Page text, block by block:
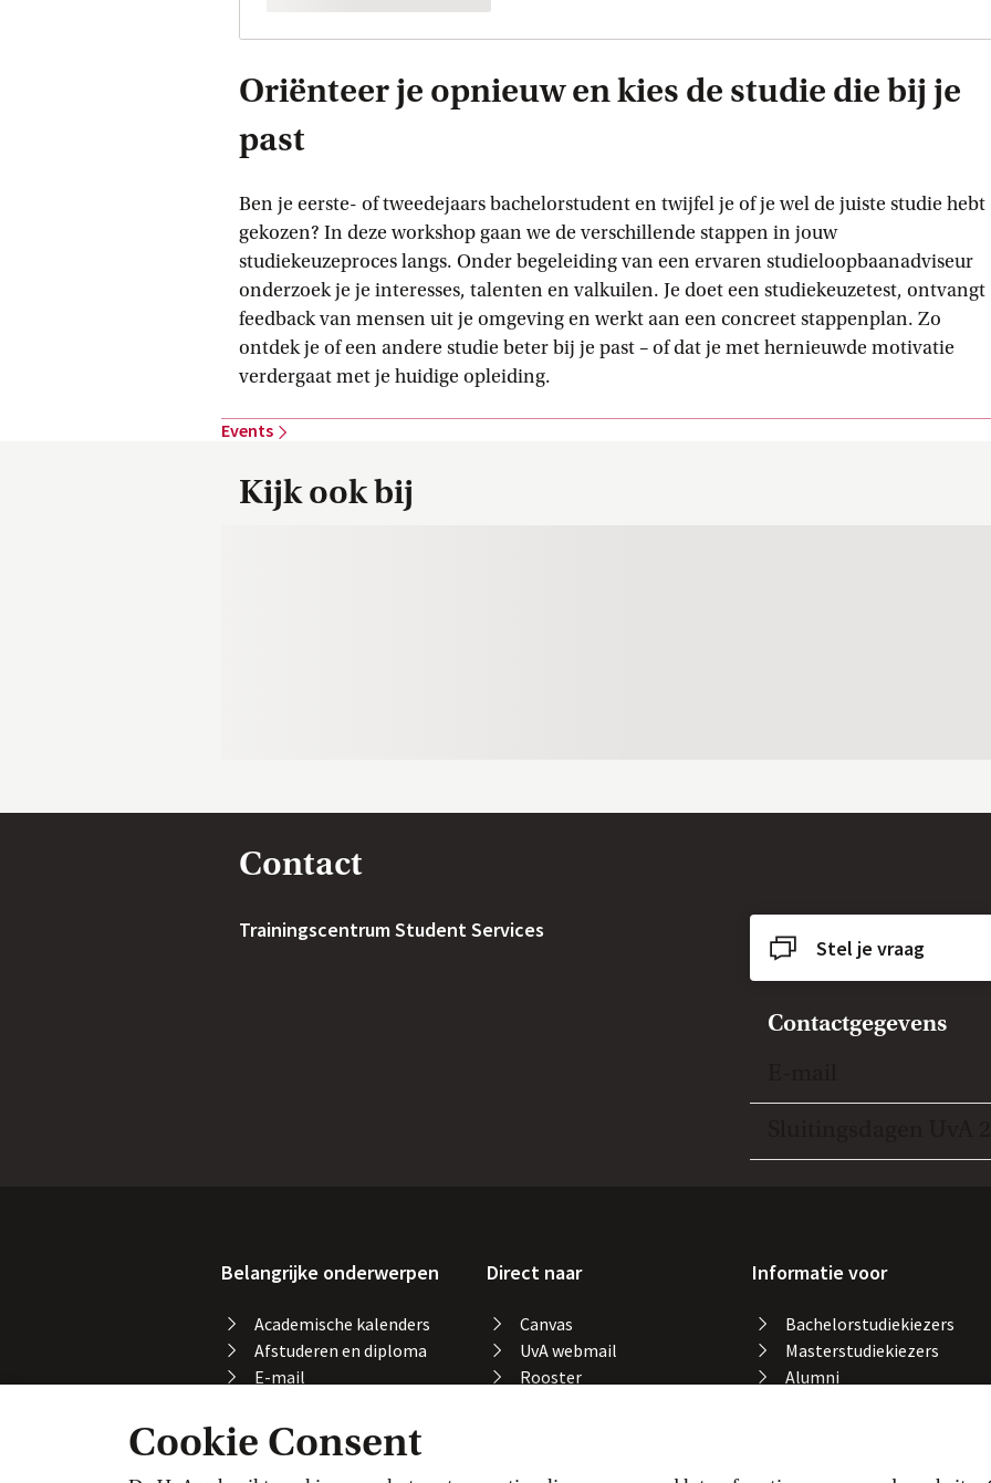
Cookie Consent
Oriënteer je opnieuw en kies de studie die bij je
past
Ben je eerste- of tweedejaars bachelorstudent en twijfel je of je wel de juiste studie hebt
gekozen? In deze workshop gaan we de verschillende stappen in jouw
studiekeuzeproces langs. Onder begeleiding van een ervaren studieloopbaanadviseur
onderzoek je je interesses, talenten en valkuilen. Je doet een studiekeuzetest, ontvangt
feedback van mensen uit je omgeving en werkt aan een concreet stappenplan. Zo
ontdek je of een andere studie beter bij je past – of dat je met hernieuwde motivatie
verdergaat met je huidige opleiding.
Events
Kijk ook bij
Contact
Trainingscentrum Student Services
Stel je vraag
Contactgegevens
Belangrijke onderwerpen
Academische kalenders
Afstuderen en diploma
E-mail
scannen
Studeren in het buitenland
Direct naar
Canvas
UvA webmail
Rooster
Informatie voor
Bachelorstudiekiezers
Masterstudiekiezers
Alumni